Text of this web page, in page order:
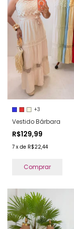
+3
Vestido Bárbara
R$129,99
7 x de R$22,44
Comprar